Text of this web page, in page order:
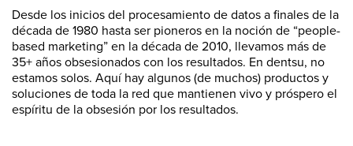
Desde los inicios del procesamiento de datos a finales de la
década de 1980 hasta ser pioneros en la noción de “people-
based marketing” en la década de 2010, llevamos más de
35+ años obsesionados con los resultados. En dentsu, no
estamos solos. Aquí hay algunos (de muchos) productos y
soluciones de toda la red que mantienen vivo y próspero el
espíritu de la obsesión por los resultados.